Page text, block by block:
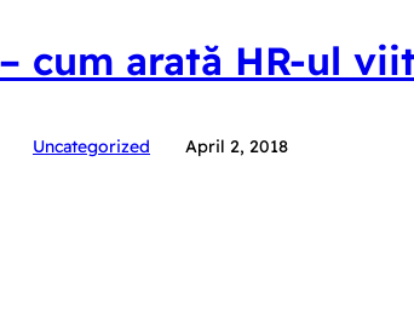
cum arată HR-ul
Uncategorized April 2, 2018